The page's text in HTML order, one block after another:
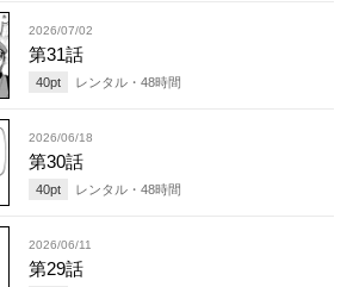
2026/07/02
第31話
40pt レンタル・ 48時間
2026/06/18
第30話
40pt レンタル・ 48時間
2026/06/11
第29話